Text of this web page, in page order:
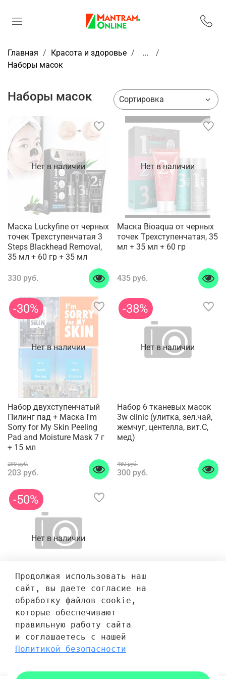
Главная Красота и здоровье
...
Наборы масок
Наборы масок
Нет в наличии
Маска Luckyfine от черных
точек Трехступенчатая 3
Steps Blackhead Removal,
35 мл + 60 гр + 35 мл
330 руб.
Нет в наличии
Маска Bioaqua от черных
точек Трехступенчатая, 35
мл + 35 мл + 60 гр
435 руб.
Нет в наличии
-30%
Набор двухступенчатый
Пилинг пад + Маска I'm
Sorry for My Skin Peeling
Pad and Moisture Mask 7 г
+ 15 мл
290 руб.
203 руб.
Нет в наличии
-38%
Набор 6 тканевых масок
3w clinic (улитка, зел.чай,
жемчуг, центелла, вит.С,
мед)
480 руб.
300 руб.
Нет в наличии
-50%
НАБОР 10 шт: Маска для
лица J:ON Molecula
Hyaluronic тканевая
Гиалуроновая кислота 23
мл
600 руб.
Продолжая использовать наш
сайт, вы даете согласие на
обработку файлов cookie,
которые обеспечивают
правильную работу сайта
и соглашаетесь с нашей
Политикой безопасности